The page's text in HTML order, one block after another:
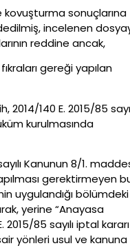
kovuşturma sonuçlarına
incelenen
reddine ancak,
gereği yapılan
140 E. 2015/85
kurulmasında
Kanunun 8/1.
gerektirmeyen
uygulandığı bölümdeki
yerine “Anayasa
85 sayılı iptal kararı
yönleri usul ve kanuna